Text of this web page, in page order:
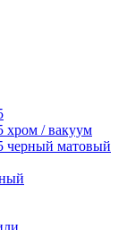
хром / вакуум
черный матовый